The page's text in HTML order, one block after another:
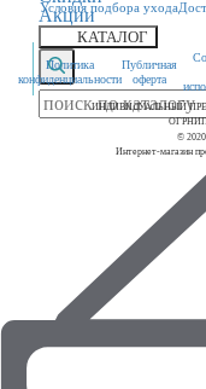
Акции
КАТАЛОГ
Условия подбора ухода
Политика
конфиденциальности
Публичная
оферта
ИНДИВИДУАЛЬНЫЙ
ОГРНИП
©
Интернет-магазин